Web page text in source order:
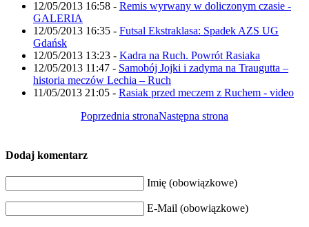
12/05/2013 16:58 - Remis wyrwany w doliczonym czasie -
GALERIA
12/05/2013 16:35 - Futsal Ekstraklasa: Spadek AZS UG
Gdańsk
12/05/2013 13:23 - Kadra na Ruch. Powrót Rasiaka
12/05/2013 11:47 - Samobój Jojki i zadyma na Traugutta –
historia meczów Lechia – Ruch
11/05/2013 21:05 - Rasiak przed meczem z Ruchem - video
Poprzednia stronaNastępna strona
Dodaj komentarz
Imię (obowiązkowe)
E-Mail (obowiązkowe)